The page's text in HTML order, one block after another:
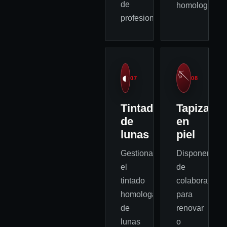
de
profesionales.
◐07
Tintado
de
lunas
Gestionamos
el
tintado
homologado
de
lunas
🪡08
Tapizado
en
piel
Disponemos
de
para
renovar
o